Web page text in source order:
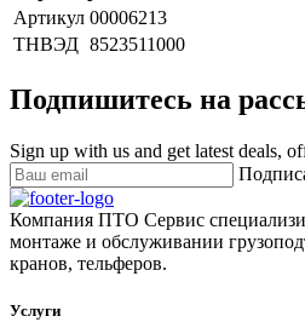
Артикул 00006213
ТНВЭД 8523511000
Подпишитесь на
Sign up with us and get latest deals,
Компания ПТО Сервис
монтаже и обслуживании
кранов, тельферов.
Услуги